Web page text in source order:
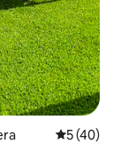
Prosječna
5 (40)